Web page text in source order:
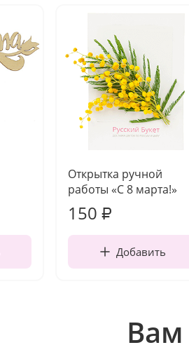
Открытка ручной
работы «С 8 марта!»
150 ₽
Добавить
Вам